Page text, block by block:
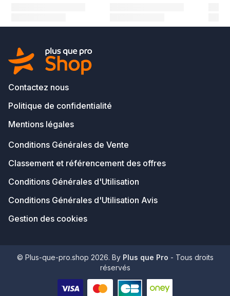
Contactez nous
Politique de confidentialité
Mentions légales
Conditions Générales de Vente
Classement et référencement des offres
Conditions Générales d'Utilisation
Conditions Générales d'Utilisation Avis
Gestion des cookies
© Plus-que-pro.shop 2026. By Plus que Pro - Tous droits
réservés